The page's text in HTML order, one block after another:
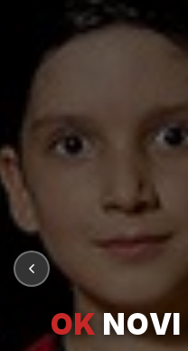
OK NOVI